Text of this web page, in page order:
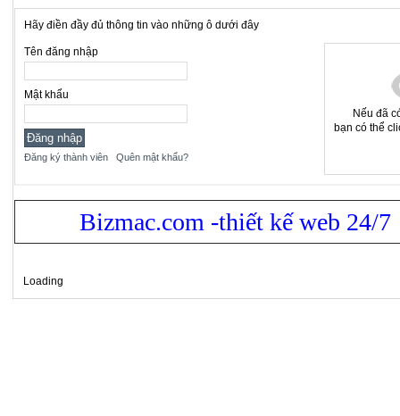
Hãy điền đầy đủ thông tin vào những ô dưới đây
Tên đăng nhập
Mật khẩu
Đăng ký thành viên Quên mật khẩu?
Nếu đã
bạn có thể
Bizmac.com -thiết kế web 24/7
Loading